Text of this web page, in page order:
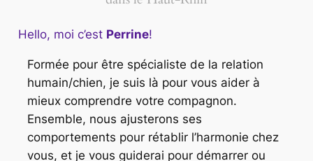
Hello, moi c’est Perrine!
Formée pour être spécialiste de la relation
humain/chien, je suis là pour vous aider à
mieux comprendre votre compagnon.
Ensemble, nous ajusterons ses
comportements pour rétablir l’harmonie chez
vous, et je vous guiderai pour démarrer ou